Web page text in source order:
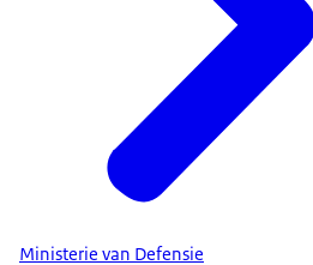
Ministerie van Defensie